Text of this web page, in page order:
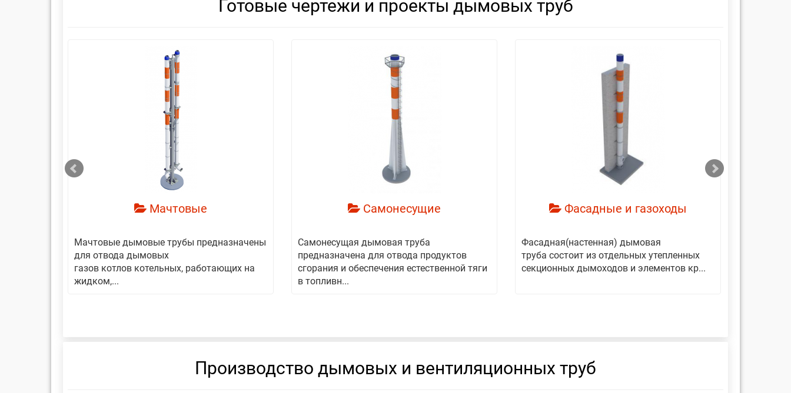
Готовые чертежи и проекты дымовых труб
Мачтовые
Мачтовые дымовые трубы предназначены
для отвода дымовых
газов котлов котельных, работающих на
жидком,...
Самонесущие
Самонесущая дымовая труба
предназначена для отвода продуктов
сгорания и обеспечения естественной тяги
в топливн...
Фасадные и газоходы
Фасадная(настенная) дымовая
труба состоит из отдельных утепленных
секционных дымоходов и элементов кр...
Производство дымовых и вентиляционных труб